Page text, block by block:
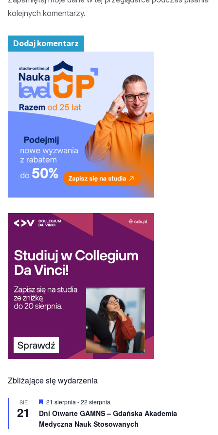
kolejnych komentarzy.
Zbliżające się wydarzenia
SIE
21
W
r
ó
21 sierpnia -22 sierpnia
Dni Otwarte GAMNS – Gdańska Akademia
Medyczna Nauk Stosowanych